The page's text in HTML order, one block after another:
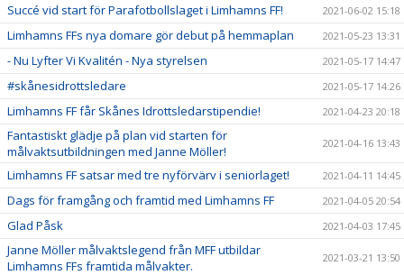
Succé vid start för Parafotbollslaget i Limhamns FF! 2021-06-02 15:18
Limhamns FFs nya domare gör debut på hemmaplan 2021-05-23 13:31
- Nu Lyfter Vi Kvalitén - Nya styrelsen 2021-05-17 14:47
#skånesidrottsledare 2021-05-17 14:26
Limhamns FF får Skånes Idrottsledarstipendie! 2021-04-23 20:18
Fantastiskt glädje på plan vid starten för
målvaktsutbildningen med Janne Möller!
2021-04-16 13:43
Limhamns FF satsar med tre nyförvärv i seniorlaget! 2021-04-11 14:45
Dags för framgång och framtid med Limhamns FF 2021-04-05 20:54
Glad Påsk 2021-04-03 17:45
Janne Möller målvaktslegend från MFF utbildar
Limhamns FFs framtida målvakter.
2021-03-21 13:50